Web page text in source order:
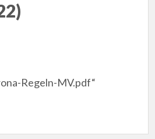
Regeln-MV.pdf“